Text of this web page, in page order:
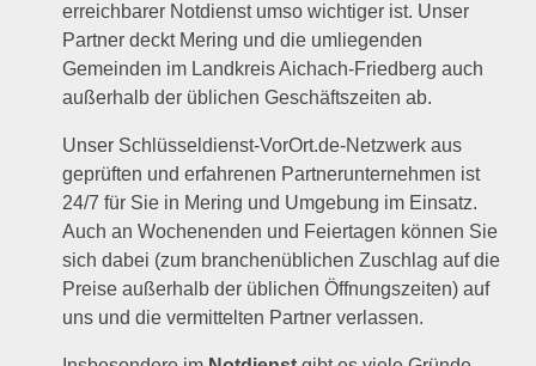
erreichbarer Notdienst umso wichtiger ist. Unser
Partner deckt Mering und die umliegenden
Gemeinden im Landkreis Aichach-Friedberg auch
außerhalb der üblichen Geschäftszeiten ab.
Unser Schlüsseldienst-VorOrt.de-Netzwerk aus
geprüften und erfahrenen Partnerunternehmen ist
24/7 für Sie in Mering und Umgebung im Einsatz.
Auch an Wochenenden und Feiertagen können Sie
sich dabei (zum branchenüblichen Zuschlag auf die
Preise außerhalb der üblichen Öffnungszeiten) auf
uns und die vermittelten Partner verlassen.